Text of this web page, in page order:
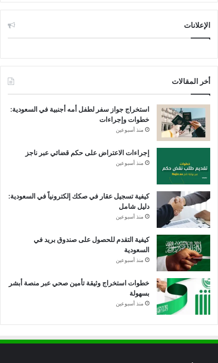
الإعلانات
أخر المقالات
استخراج جواز سفر لطفل أمه أجنبية في السعودية:
خطوات وإجراءات
منذ أسبوعين
إجراءات الاعتراض على حكم قضائي عبر ناجز
منذ أسبوعين
كيفية تسجيل عقار في صكك إلكترونياً في السعودية:
دليل شامل
منذ أسبوعين
كيفية التقدم للحصول على صندوق بريد في
السعودية
منذ أسبوعين
خطوات استخراج وثيقة تأمين صحي عبر منصة أبشر
بسهولة
منذ أسبوعين